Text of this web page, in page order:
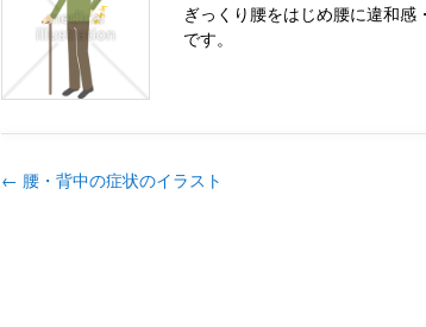
ぎっくり腰をはじめ腰に違和
です。
← 腰・背中の症状のイラスト